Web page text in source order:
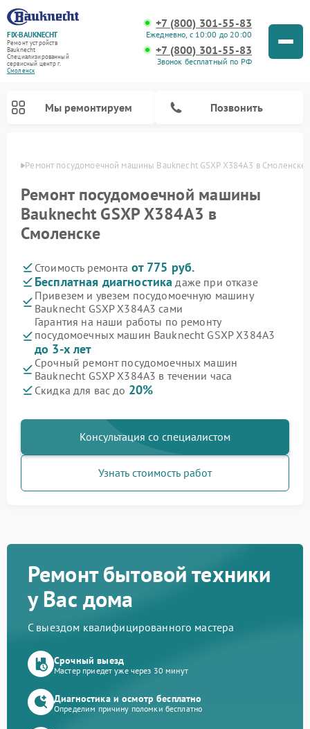
FIX-BAUKNECHT
Ремонт устройств
Bauknecht
Специализированный
cервисный центр г.
Смоленск
+7 (800) 301-55-83
Ежедневно, с 10:00 до 20:00
+7 (800) 301-55-83
Звонок бесплатный по РФ
Мы ремонтируем Позвонить
Ремонт посудомоечной машины Bauknecht GSXP X384A3 в Смоленске
Ремонт посудомоечной машины
Bauknecht GSXP X384A3 в
Смоленске
Стоимость ремонта от 775 руб.
Бесплатная диагностика даже при отказе
Привезем и увезем посудомоечную машину
Bauknecht GSXP X384A3 сами
Гарантия на наши работы по ремонту
посудомоечных машин Bauknecht GSXP X384A3
до 3-х лет
Срочный ремонт посудомоечных машин
Bauknecht GSXP X384A3 в течении часа
Скидка для вас до 20%
Консультация со специалистом
Узнать стоимость работ
Ремонт бытовой техники
у Вас дома
С выездом квалифицированного мастера
Срочный выезд
Мастер приедет уже через 30 минут
Диагностика и осмотр бесплатно
Определим причину поломки бесплатно